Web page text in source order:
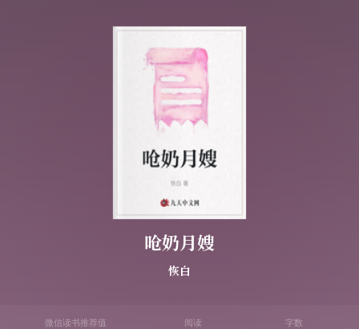
呛奶月嫂
恢白
微信读书推荐值 阅读 字数